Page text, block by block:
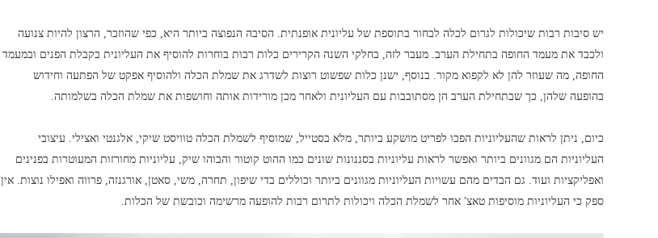
יש סיבות רבות שיכולות לגרום לכלה לבחור בתוספת של עליונית אופנתית. הסיבה הנפוצה ביותר היא, כפי שהוזכר, הרצון להיות צנועה
ולכבד את מעמד החופה בתחילת הערב. מעבר לזה, בחלקי השנה הקרירים כלות רבות בוחרות להוסיף את העליונית בקבלת הפנים ובמעמד
החופה, מה שעוזר להן לא לקפוא מקור. בנוסף, ישנן כלות שפשוט רוצות לשדרג את שמלת הכלה ולהוסיף אפקט של הפתעה וחידוש
בהופעה שלהן, כך שבתחילת הערב הן מסתובבות עם העליונית ולאחר מכן מורידות אותה וחושפות את שמלת הכלה בשלמותה.
כיום, ניתן לראות שהעליוניות הפכו לפריט מושקע ביותר, מלא בסטייל, שמוסיף לשמלת הכלה טוויסט שיקי, אלגנטי ואצילי. עיצובי
העליוניות הם מגוונים ביותר ואפשר לראות עליוניות בסגנונות שונים כמו ההוט קוטור והבוהו שיק, עליוניות מחורזות המעוטרות בפנינים
ואפליקציות ועוד. גם הבדים מהם עשויות העליוניות מגוונים ביותר וכוללים בדי שיפון, תחרה, משי, סאטן, אורגנזה, פרווה ואפילו נוצות. אין
ספק כי העליוניות מוסיפות טאצ' אחר לשמלת הכלה ויכולות לתרום רבות להופעה מרשימה וכובשת של הכלות.